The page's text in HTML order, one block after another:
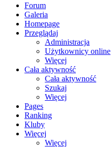
Forum
Galeria
Homepage
Przeglądaj
Administracja
Użytkownicy online
Więcej
Cała aktywność
Cała aktywność
Szukaj
Więcej
Pages
Ranking
Kluby
Więcej
Więcej